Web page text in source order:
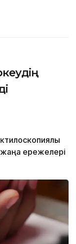
жаңа ережелері